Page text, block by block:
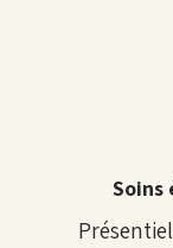
Soins